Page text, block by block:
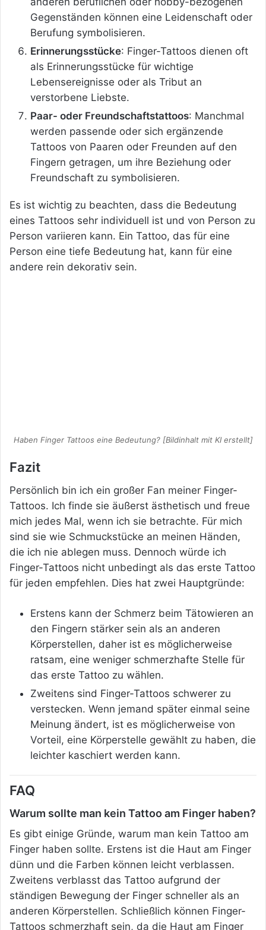
Gegenständen können eine Leidenschaft oder
Berufung symbolisieren.
Erinnerungsstücke: Finger-Tattoos dienen oft
als Erinnerungsstücke für wichtige
Lebensereignisse oder als Tribut an
verstorbene Liebste.
Paar- oder Freundschaftstattoos: Manchmal
werden passende oder sich ergänzende
Tattoos von Paaren oder Freunden auf den
Fingern getragen, um ihre Beziehung oder
Freundschaft zu symbolisieren.
Es ist wichtig zu beachten, dass die Bedeutung
eines Tattoos sehr individuell ist und von Person zu
Person variieren kann. Ein Tattoo, das für eine
Person eine tiefe Bedeutung hat, kann für eine
andere rein dekorativ sein.
Haben Finger Tattoos eine Bedeutung? [Bildinhalt mit KI erstellt]
Fazit
Persönlich bin ich ein großer Fan meiner Finger-
Tattoos. Ich finde sie äußerst ästhetisch und freue
mich jedes Mal, wenn ich sie betrachte. Für mich
sind sie wie Schmuckstücke an meinen Händen,
die ich nie ablegen muss. Dennoch würde ich
Finger-Tattoos nicht unbedingt als das erste Tattoo
für jeden empfehlen. Dies hat zwei Hauptgründe:
Erstens kann der Schmerz beim Tätowieren an
den Fingern stärker sein als an anderen
Körperstellen, daher ist es möglicherweise
ratsam, eine weniger schmerzhafte Stelle für
das erste Tattoo zu wählen.
Zweitens sind Finger-Tattoos schwerer zu
verstecken. Wenn jemand später einmal seine
Meinung ändert, ist es möglicherweise von
Vorteil, eine Körperstelle gewählt zu haben, die
leichter kaschiert werden kann.
FAQ
Warum sollte man kein Tattoo am Finger haben?
Es gibt einige Gründe, warum man kein Tattoo am
Finger haben sollte. Erstens ist die Haut am Finger
dünn und die Farben können leicht verblassen.
Zweitens verblasst das Tattoo aufgrund der
ständigen Bewegung der Finger schneller als an
anderen Körperstellen. Schließlich können Finger-
Tattoos schmerzhaft sein, da die Haut am Finger